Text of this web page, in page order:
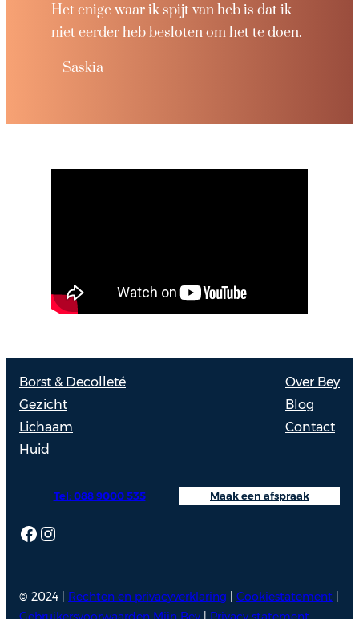
Het enige waar ik spijt van heb is dat ik
niet eerder heb besloten om het te doen.
– Saskia
Borst & Decolleté
Gezicht
Lichaam
Huid
Over Bey
Blog
Contact
Facebook
Instagram
Maak een afspraak
Tel: 088 9000 535
© 2024 | Rechten en privacyverklaring Cookiestatement